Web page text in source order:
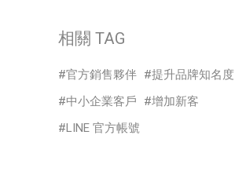
相關 TAG
官方銷售夥伴
提升品牌知名度
中小企業客戶
增加新客
LINE 官方帳號